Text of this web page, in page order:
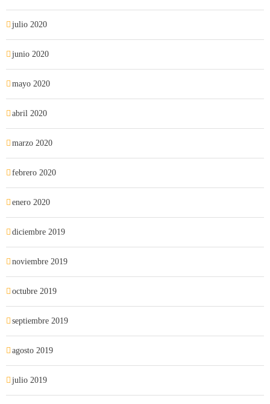
julio 2020
junio 2020
mayo 2020
abril 2020
marzo 2020
febrero 2020
enero 2020
diciembre 2019
noviembre 2019
octubre 2019
septiembre 2019
agosto 2019
julio 2019